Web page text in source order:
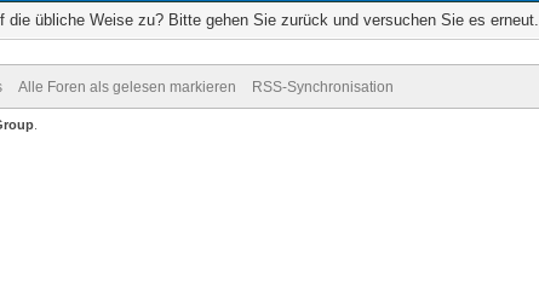
übliche Weise zu? Bitte gehen Sie zurück und versuchen Sie es erneut.
Alle Foren als gelesen markieren RSS-Synchronisation
.